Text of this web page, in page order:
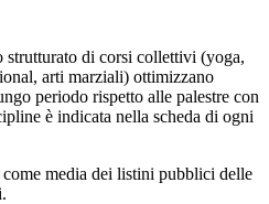
di corsi collettivi (yoga,
arti marziali) ottimizzano
periodo rispetto alle palestre con
è indicata nella scheda di ogni
media dei listini pubblici delle